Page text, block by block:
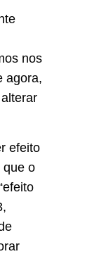
nos
agora,
efeito
que o